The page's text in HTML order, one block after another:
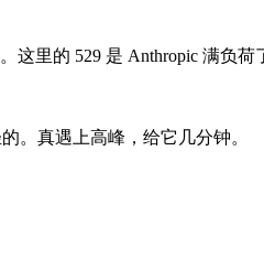
里的 529 是 Anthropic 满负荷
。真遇上高峰，给它几分钟。